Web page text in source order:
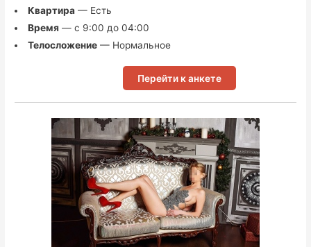
Квартира— Есть
Время — с 9:00 до 04:00
Телосложение— Нормальное
Перейти к анкете